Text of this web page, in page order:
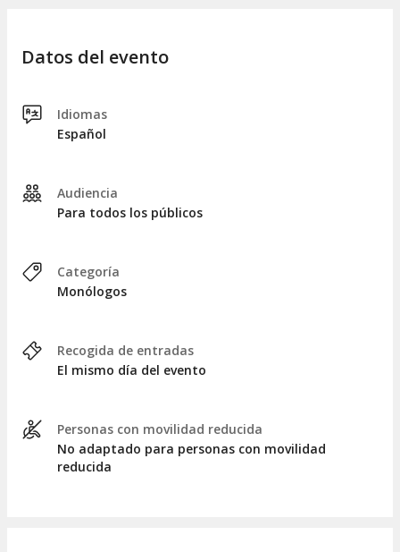
Datos del evento
Idiomas
Español
Audiencia
Para todos los públicos
Categoría
Monólogos
Recogida de entradas
El mismo día del evento
Personas con movilidad reducida
No adaptado para personas con movilidad
reducida